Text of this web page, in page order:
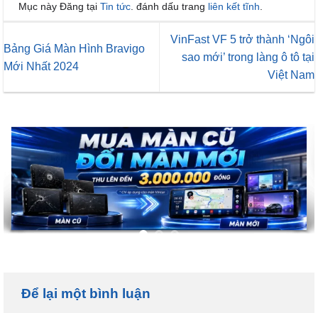
Mục này Đăng tại Tin tức. đánh dấu trang liên kết tĩnh.
Bảng Giá Màn Hình Bravigo
Mới Nhất 2024
VinFast VF 5 trở thành ‘Ngôi
sao mới’ trong làng ô tô tại
Việt Nam
Để lại một bình luận